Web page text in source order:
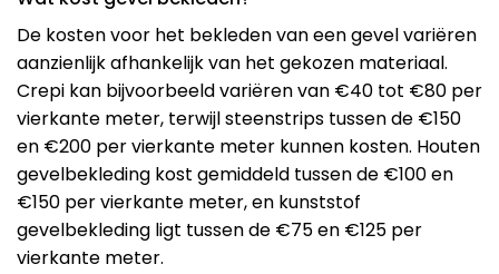
De kosten voor het bekleden van een gevel variëren
aanzienlijk afhankelijk van het gekozen materiaal.
Crepi kan bijvoorbeeld variëren van €40 tot €80 per
vierkante meter, terwijl steenstrips tussen de €150
en €200 per vierkante meter kunnen kosten. Houten
gevelbekleding kost gemiddeld tussen de €100 en
€150 per vierkante meter, en kunststof
gevelbekleding ligt tussen de €75 en €125 per
vierkante meter​.